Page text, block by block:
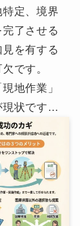
特定、境界
了させる
を有する
です。
地作業」
現状です…